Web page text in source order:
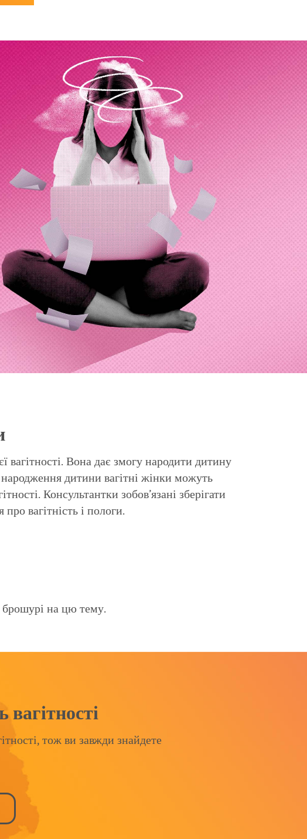
вагітності. Вона дає змогу народити дитину
народження дитини вагітні жінки можуть
Консультантки зобов’язані зберігати
вагітність і пологи.
брошурі на цю тему.
тож ви завжди знайдете